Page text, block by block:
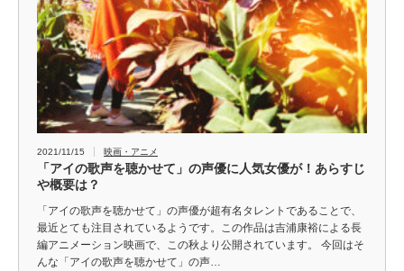
2021/11/15 映画・アニメ
「アイの歌声を聴かせて」の声優に人気女優が！あらすじ
や概要は？
「アイの歌声を聴かせて」の声優が超有名タレントであることで、
最近とても注目されているようです。この作品は吉浦康裕による長
編アニメーション映画で、この秋より公開されています。 今回はそ
んな「アイの歌声を聴かせて」の声…